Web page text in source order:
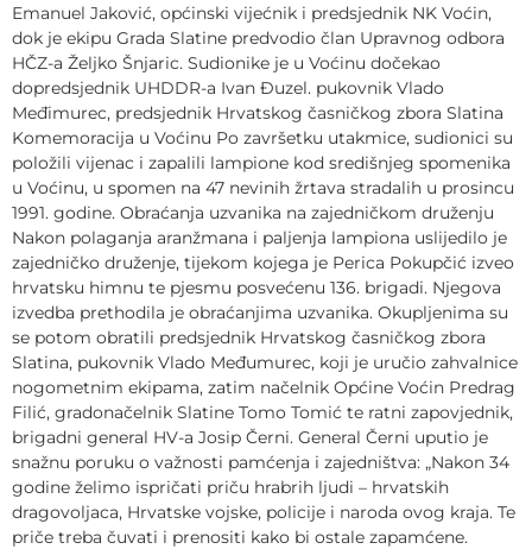
Emanuel Jaković, općinski vijećnik i predsjednik NK Voćin,
dok je ekipu Grada Slatine predvodio član Upravnog odbora
HČZ-a Željko Šnjaric. Sudionike je u Voćinu dočekao
dopredsjednik UHDDR-a Ivan Đuzel. pukovnik Vlado
Međimurec, predsjednik Hrvatskog časničkog zbora Slatina
Komemoracija u Voćinu Po završetku utakmice, sudionici su
položili vijenac i zapalili lampione kod središnjeg spomenika
u Voćinu, u spomen na 47 nevinih žrtava stradalih u prosincu
1991. godine. Obraćanja uzvanika na zajedničkom druženju
Nakon polaganja aranžmana i paljenja lampiona uslijedilo je
zajedničko druženje, tijekom kojega je Perica Pokupčić izveo
hrvatsku himnu te pjesmu posvećenu 136. brigadi. Njegova
izvedba prethodila je obraćanjima uzvanika. Okupljenima su
se potom obratili predsjednik Hrvatskog časničkog zbora
Slatina, pukovnik Vlado Međumurec, koji je uručio zahvalnice
nogometnim ekipama, zatim načelnik Općine Voćin Predrag
Filić, gradonačelnik Slatine Tomo Tomić te ratni zapovjednik,
brigadni general HV-a Josip Černi. General Černi uputio je
snažnu poruku o važnosti pamćenja i zajedništva: „Nakon 34
godine želimo ispričati priču hrabrih ljudi – hrvatskih
dragovoljaca, Hrvatske vojske, policije i naroda ovog kraja. Te
priče treba čuvati i prenositi kako bi ostale zapamćene.